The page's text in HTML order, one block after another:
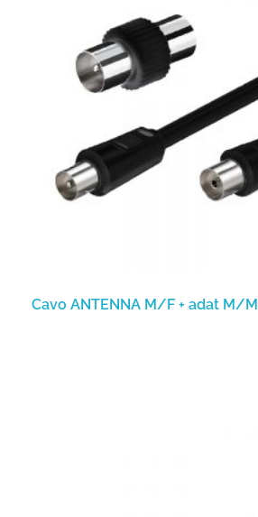
Cavo ANTENNA M/F + adat M/M